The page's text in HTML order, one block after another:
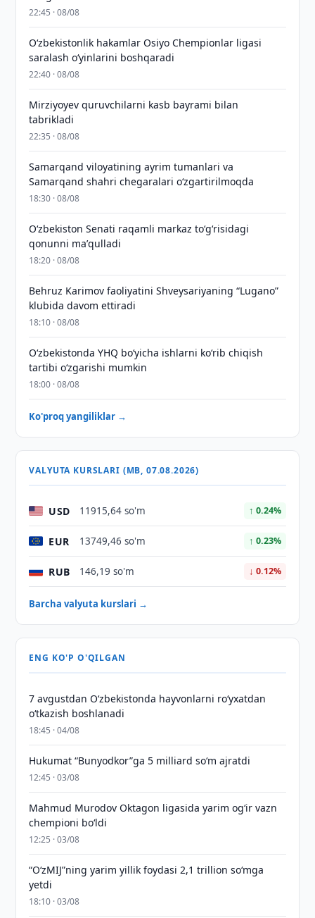
22:45 · 08/08
O‘zbekistonlik hakamlar Osiyo Chempionlar ligasi
saralash o‘yinlarini boshqaradi
22:40 · 08/08
Mirziyoyev quruvchilarni kasb bayrami bilan
tabrikladi
22:35 · 08/08
Samarqand viloyatining ayrim tumanlari va
Samarqand shahri chegaralari oʻzgartirilmoqda
18:30 · 08/08
Oʻzbekiston Senati raqamli markaz toʻgʻrisidagi
qonunni maʼqulladi
18:20 · 08/08
Behruz Karimov faoliyatini Shveysariyaning “Lugano”
klubida davom ettiradi
18:10 · 08/08
O‘zbekistonda YHQ bo‘yicha ishlarni ko‘rib chiqish
tartibi o‘zgarishi mumkin
18:00 · 08/08
Ko'proq yangiliklar →
VALYUTA KURSLARI (MB, 07.08.2026)
USD 11915,64 so'm ↑ 0.24%
EUR 13749,46 so'm ↑ 0.23%
RUB 146,19 so'm ↓ 0.12%
Barcha valyuta kurslari →
ENG KO'P O'QILGAN
7 avgustdan O‘zbekistonda hayvonlarni ro‘yxatdan
o‘tkazish boshlanadi
18:45 · 04/08
Hukumat “Bunyodkor”ga 5 milliard so‘m ajratdi
12:45 · 03/08
Mahmud Murodov Oktagon ligasida yarim og‘ir vazn
chempioni bo‘ldi
12:25 · 03/08
“O‘zMIJ”ning yarim yillik foydasi 2,1 trillion so‘mga
yetdi
18:10 · 03/08